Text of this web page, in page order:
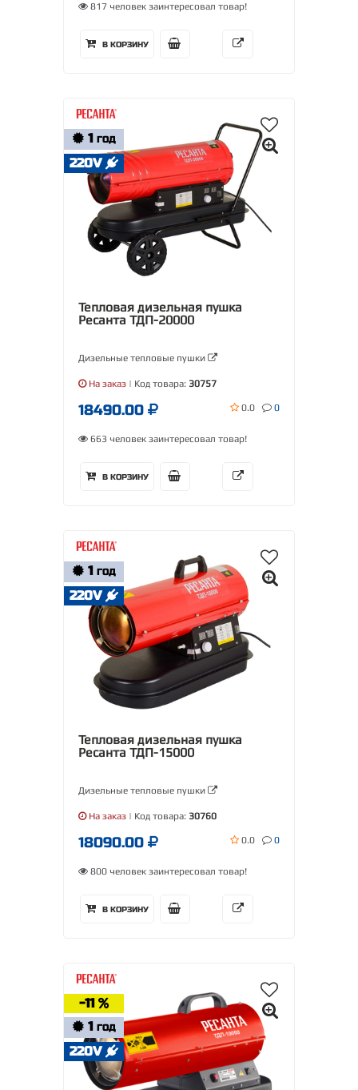
817 человек заинтересовал товар!
В КОРЗИНУ
1 ГОД
220V
Тепловая дизельная пушка
Ресанта ТДП-20000
Дизельные тепловые пушки
На заказ | Код товара: 30757
18490.00 0.0 0
663 человек заинтересовал товар!
В КОРЗИНУ
1 ГОД
220V
Тепловая дизельная пушка
Ресанта ТДП-15000
Дизельные тепловые пушки
На заказ | Код товара: 30760
18090.00 0.0 0
800 человек заинтересовал товар!
В КОРЗИНУ
-11
1 ГОД
220V